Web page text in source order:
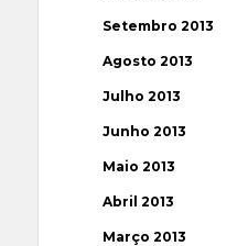
Setembro 2013
Agosto 2013
Julho 2013
Junho 2013
Maio 2013
Abril 2013
Março 2013